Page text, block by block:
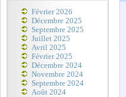
Février 2026
Décembre 2025
Septembre 2025
Juillet 2025
Avril 2025
Février 2025
Décembre 2024
Novembre 2024
Septembre 2024
Août 2024